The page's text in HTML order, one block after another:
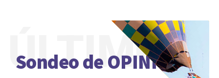
Sondeo de OPINIÓN
ÚLTIMO